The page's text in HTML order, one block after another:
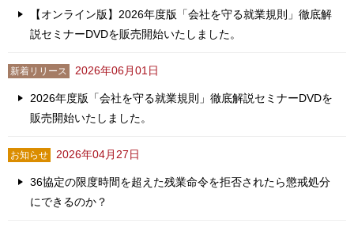
【オンライン版】2026年度版「会社を守る就業規則」徹底解
説セミナーDVDを販売開始いたしました。
新着リリース 2026年06月01日
2026年度版「会社を守る就業規則」徹底解説セミナーDVDを
販売開始いたしました。
お知らせ 2026年04月27日
36協定の限度時間を超えた残業命令を拒否されたら懲戒処分
にできるのか？